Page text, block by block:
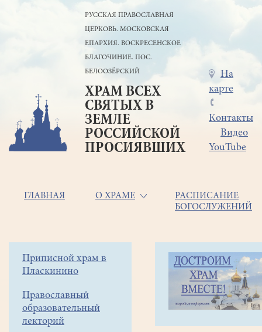
РУССКАЯ ПРАВОСЛАВНАЯ
ЦЕРКОВЬ. МОСКОВСКАЯ
ЕПАРХИЯ. ВОСКРЕСЕНСКОЕ
БЛАГОЧИНИЕ. ПОС.
БЕЛООЗЁРСКИЙ
ХРАМ ВСЕХ
СВЯТЫХ В
ЗЕМЛЕ
РОССИЙСКОЙ
ПРОСИЯВШИХ
Меню
в
шапке
На
карте
Контакты
Видео
YouTube
Основная
ГЛАВНАЯ О ХРАМЕ
РАСПИСАНИЕ
БОГОСЛУЖЕНИЙ
Боковое
меню
Приписной храм в
Пласкинино
Православный
образовательный
лекторий
Строка
навигации
Новости